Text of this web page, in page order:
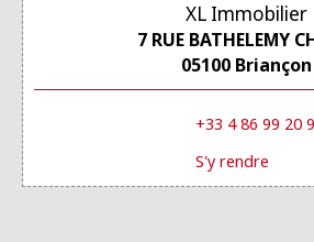
XL Immobilier
7 RUE BATHELEMY
05100 Briançon
+33 4 86 99 20
S'y rendre